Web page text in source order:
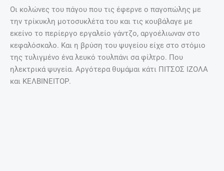
Οι κολώνες του πάγου που τις έφερνε ο παγοπώλης με
την τρίκυκλη μοτοσυκλέτα του και τις κουβάλαγε με
εκείνο το περίεργο εργαλείο γάντζο, αργοέλιωναν στο
κεφαλόσκαλο. Και η βρύση του ψυγείου είχε στο στόμιο
της τυλιγμένο ένα λευκό τουλπάνι σα φίλτρο. Που
ηλεκτρικά ψυγεία. Αργότερα θυμάμαι κάτι ΠΙΤΣΟΣ ΙΖΟΛΑ
και ΚΕΛΒΙΝΕΙΤΟΡ.